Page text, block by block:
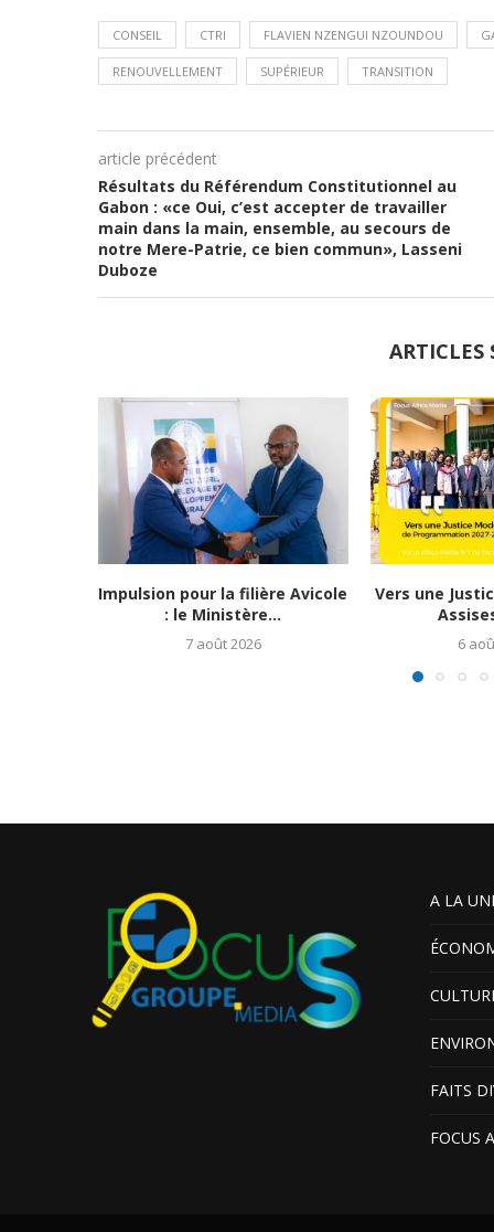
CONSEIL CTRI FLAVIEN NZENGUI NZOUNDOU
RENOUVELLEMENT SUPÉRIEUR TRANSITION
article précédent
Résultats du Référendum Constitutionnel au
Gabon : «ce Oui, c’est accepter de travailler
main dans la main, ensemble, au secours de
notre Mere-Patrie, ce bien commun», Lasseni
Duboze
ARTICLES
Impulsion pour la filière Avicole
: le Ministère...
7 août 2026
Vers une
6
A LA
FAITS
FOCUS